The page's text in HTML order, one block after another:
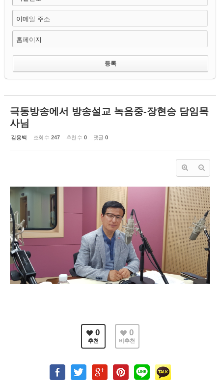
이메일 주소
홈페이지
극동방송에서 방송설교 녹음중-장현승 담임목
사님
김용백 조회 수 247 추천 수 0 댓글 0
0
추천
0
비추천